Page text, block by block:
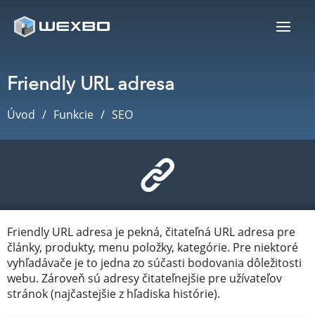
Friendly URL adresa
Úvod Funkcie SEO
Friendly URL adresa je pekná, čitateľná URL adresa pre
články, produkty, menu položky, kategórie. Pre niektoré
vyhľadávače je to jedna zo súčasti bodovania dôležitosti
webu. Zároveň sú adresy čitateľnejšie pre užívateľov
stránok (najčastejšie z hľadiska histórie).